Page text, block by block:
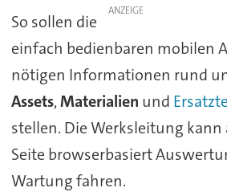
ANZEIGE
So sollen die
einfach bedienbaren mobilen
nötigen Informationen rund
Assets,Materialien und
stellen. Die Werksleitung kann
Seite browserbasiert
Wartung fahren.